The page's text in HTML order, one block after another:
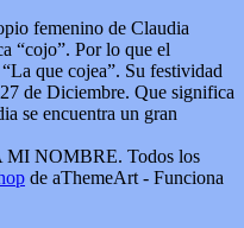
femenino de Claudia
“cojo”. Por lo que el
que cojea”. Su festividad
de Diciembre. Que significa
se encuentra un gran
NOMBRE. Todos los
de aThemeArt - Funciona